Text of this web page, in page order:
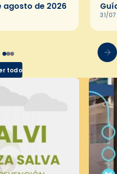
agosto de 2026
31/
todo